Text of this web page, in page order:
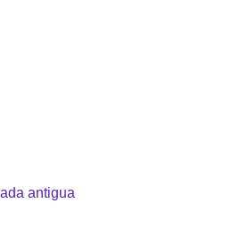
antigua